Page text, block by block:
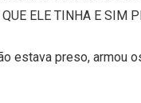
ELE TINHA E SIM
estava preso, armou